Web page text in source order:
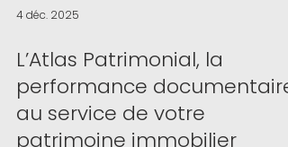
4 déc. 2025
L’Atlas Patrimonial, la
performance documentaire